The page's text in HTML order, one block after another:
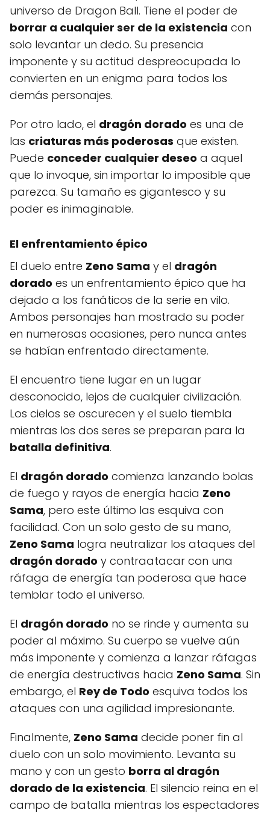
universo de Dragon Ball. Tiene el poder de
borrar a cualquier ser de la existencia con
solo levantar un dedo. Su presencia
imponente y su actitud despreocupada lo
convierten en un enigma para todos los
demás personajes.
Por otro lado, el dragón dorado es una de
las criaturas más poderosas que existen.
Puede conceder cualquier deseo a aquel
que lo invoque, sin importar lo imposible que
parezca. Su tamaño es gigantesco y su
poder es inimaginable.
El enfrentamiento épico
El duelo entre Zeno Sama y el dragón
dorado es un enfrentamiento épico que ha
dejado a los fanáticos de la serie en vilo.
Ambos personajes han mostrado su poder
en numerosas ocasiones, pero nunca antes
se habían enfrentado directamente.
El encuentro tiene lugar en un lugar
desconocido, lejos de cualquier civilización.
Los cielos se oscurecen y el suelo tiembla
mientras los dos seres se preparan para la
batalla definitiva.
El dragón dorado comienza lanzando bolas
de fuego y rayos de energía hacia Zeno
Sama, pero este último las esquiva con
facilidad. Con un solo gesto de su mano,
Zeno Sama logra neutralizar los ataques del
dragón dorado y contraatacar con una
ráfaga de energía tan poderosa que hace
temblar todo el universo.
El dragón dorado no se rinde y aumenta su
poder al máximo. Su cuerpo se vuelve aún
más imponente y comienza a lanzar ráfagas
de energía destructivas hacia Zeno Sama. Sin
embargo, el Rey de Todo esquiva todos los
ataques con una agilidad impresionante.
Finalmente, Zeno Sama decide poner fin al
duelo con un solo movimiento. Levanta su
mano y con un gesto borra al dragón
dorado de la existencia. El silencio reina en el
campo de batalla mientras los espectadores